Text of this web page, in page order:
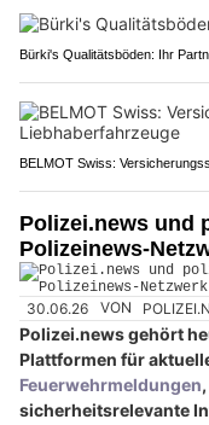
Bürki's Qualitätsböden: Ihr
BELMOT Swiss:
Polizei.news und
Polizeinews-
30.06.26 VON
Polizei.news gehört
Plattformen für
Feuerwehrmeldungen,
sicherheitsrelevante